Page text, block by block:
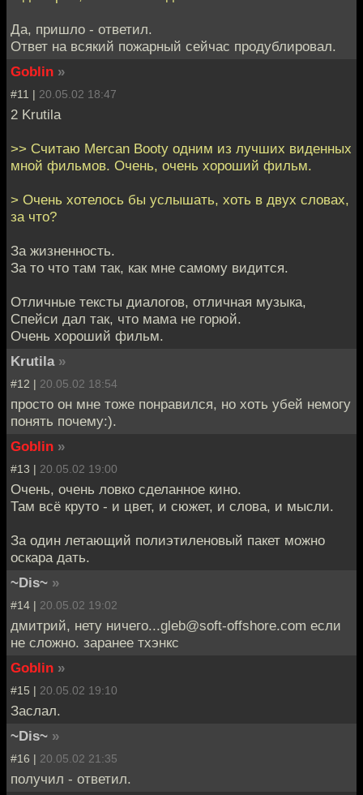
Да, пришло - ответил.
Ответ на всякий пожарный сейчас продублировал.
Goblin »
#11 | 20.05.02 18:47
2 Krutila
>> Считаю Mercan Booty одним из лучших виденных
мной фильмов. Очень, очень хороший фильм.
> Очень хотелось бы услышать, хоть в двух словах,
за что?
За жизненность.
За то что там так, как мне самому видится.
Отличные тексты диалогов, отличная музыка,
Спейси дал так, что мама не горюй.
Очень хороший фильм.
Krutila »
#12 | 20.05.02 18:54
просто он мне тоже понравился, но хоть убей немогу
понять почему:).
Goblin »
#13 | 20.05.02 19:00
Очень, очень ловко сделанное кино.
Там всё круто - и цвет, и сюжет, и слова, и мысли.
За один летающий полиэтиленовый пакет можно
оскара дать.
~Dis~ »
#14 | 20.05.02 19:02
дмитрий, нету ничего...gleb@soft-offshore.com если
не сложно. заранее тхэнкс
Goblin »
#15 | 20.05.02 19:10
Заслал.
~Dis~ »
#16 | 20.05.02 21:35
получил - ответил.